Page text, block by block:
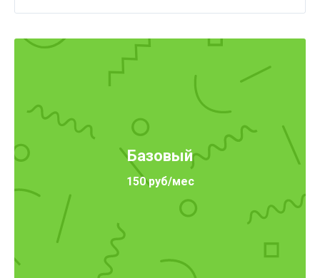
Базовый
150 руб/мес